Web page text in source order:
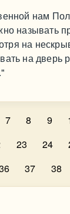
нам
называть
на
на дверь
7 8 9
23 24
37 38